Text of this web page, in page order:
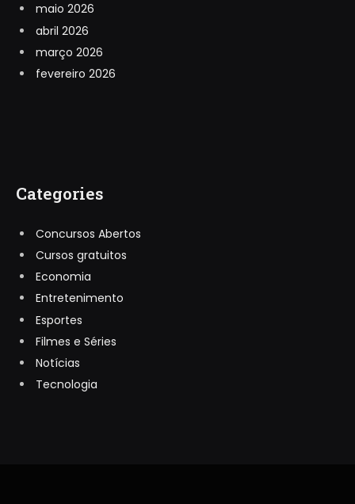
maio 2026
abril 2026
março 2026
fevereiro 2026
Categories
Concursos Abertos
Cursos gratuitos
Economia
Entretenimento
Esportes
Filmes e Séries
Notícias
Tecnologia